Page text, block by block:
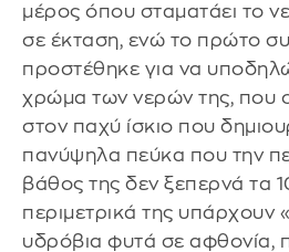
μέρος όπου σταματάει το
σε έκταση, ενώ το πρώτο
προστέθηκε για να
χρώμα των νερών της, που
στον παχύ ίσκιο που
πανύψηλα πεύκα που την
βάθος της δεν ξεπερνά τα
περιμετρικά της υπάρχουν
υδρόβια φυτά σε αφθονία,